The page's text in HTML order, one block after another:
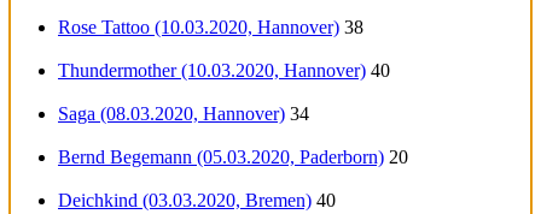
Rose Tattoo (10.03.2020, Hannover) 38
Thundermother (10.03.2020, Hannover) 40
Saga (08.03.2020, Hannover) 34
Bernd Begemann (05.03.2020, Paderborn) 20
Deichkind (03.03.2020, Bremen) 40